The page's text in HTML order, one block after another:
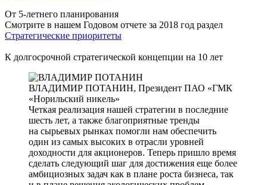
От 5-летнего планирования
Смотрите в нашем Годовом отчете за 2018 год раздел
Стратегические приоритеты
К долгосрочной стратегической концепции на 10 лет
ВЛАДИМИР ПОТАНИН, Президент ПАО «ГМК
«Норильский никель»
Четкая реализация нашей стратегии в последние
шесть лет, а также благоприятные тренды
на сырьевых рынках помогли нам обеспечить
один из самых высоких в отрасли уровней
доходности для акционеров. Теперь пришло время
сделать следующий шаг для достижения еще более
амбициозных задач как в плане роста бизнеса, так